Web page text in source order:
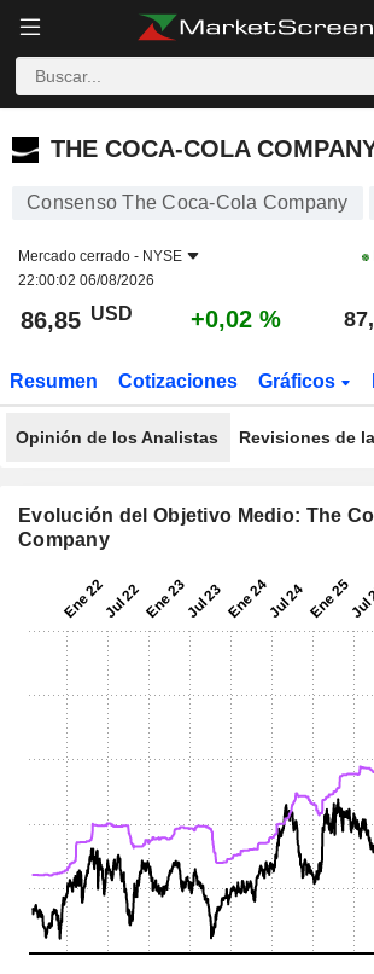
THE COCA-COLA COMPANY
THE COCA-COLA
Consenso The Coca-Cola Company
Mercado cerrado - NYSE
22:00:02 06/08/2026
86,85 USD +0,02 %
Resumen Cotizaciones Gráficos
Opinión de los Analistas Revisiones de
Evolución del Objetivo Medio: The
Company